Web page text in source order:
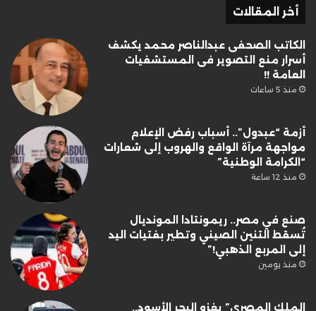
أخر المقالات
الكاتب الصحفى عبدالناصر محمد يكشف
أسرار منع التصوير فى المستشفيات
العامة !!
منذ 5 ساعات
أزمة “عبدول”.. أسباب رفض الإعلام
مواجهة مرآة الواقع والهروب إلى شعارات
“الكرامة الوطنية”
منذ 12 ساعة
صنع في مصر.. ريمونتادا المونديال
تُسقط التنين الصيني وتطير بفتيات اليد
إلى المربع الذهبي!”
منذ يومين
الملك المصري” يغزو البحر الأسود..